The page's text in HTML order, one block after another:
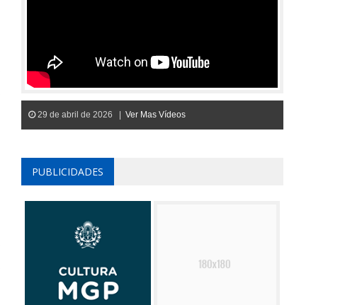
29 de abril de 2026 | Ver Mas Vídeos
PUBLICIDADES